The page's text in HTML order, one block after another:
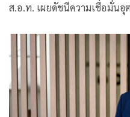
ส.อ.ท. เผยดัชนีความเชื่อมั่น